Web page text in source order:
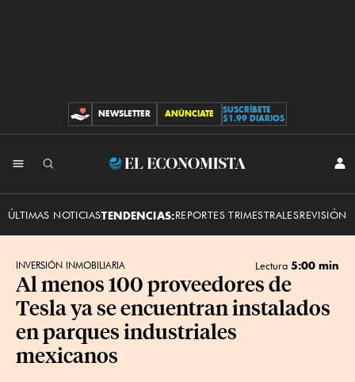
CONTRIBUCIONES
NEWSLETTER ANÚNCIATE
SUSCRÍBETE
$1.99 DIARIOS
El
ÚLTIMAS NOTICIASTENDENCIAS:REPORTES TRIMESTRALESREVISIÓN
INVERSIÓN INMOBILIARIA Lectura 5:00 min
Al menos 100 proveedores de
Tesla ya se encuentran instalados
en parques industriales
mexicanos